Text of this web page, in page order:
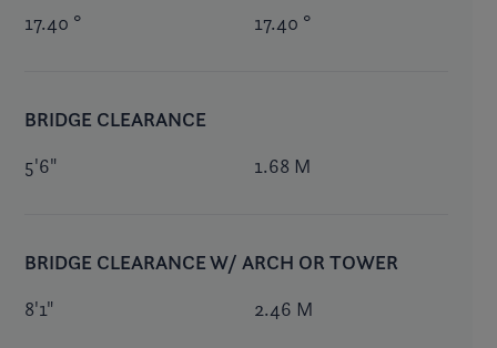
17.40 ° 17.40 °
BRIDGE CLEARANCE
5'6" 1.68 M
BRIDGE CLEARANCE W/ ARCH OR TOWER
8'1" 2.46 M